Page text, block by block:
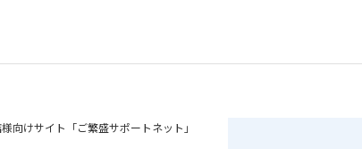
向けサイト「ご繁盛サポートネット」